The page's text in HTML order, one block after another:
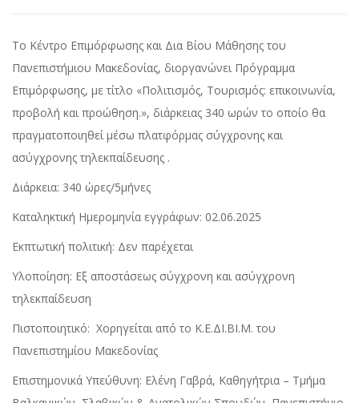
Tο Κέντρο Επιμόρφωσης και Δια Βίου Μάθησης του
Πανεπιστήμιου Μακεδονίας, διοργανώνει Πρόγραμμα
Επιμόρφωσης, με τίτλο «Πολιτισμός, Τουρισμός: επικοινωνία,
προβολή και προώθηση.», διάρκειας 340 ωρών το οποίο θα
πραγματοποιηθεί μέσω πλατφόρμας σύγχρονης και
ασύγχρονης τηλεκπαίδευσης .
Διάρκεια: 340 ώρες/5μήνες
Καταληκτική Ημερομηνία εγγράφων: 02.06.2025
Εκπτωτική πολιτική: Δεν παρέχεται
Υλοποίηση: Eξ αποστάσεως σύγχρονη και ασύγχρονη
τηλεκπαίδευση
Πιστοποιητικό: Χορηγείται από το Κ.Ε.ΔΙ.ΒΙ.Μ. του
Πανεπιστημίου Μακεδονίας
Επιστημονικά Υπεύθυνη: Ελένη Γαβρά, Καθηγήτρια – Τμήμα